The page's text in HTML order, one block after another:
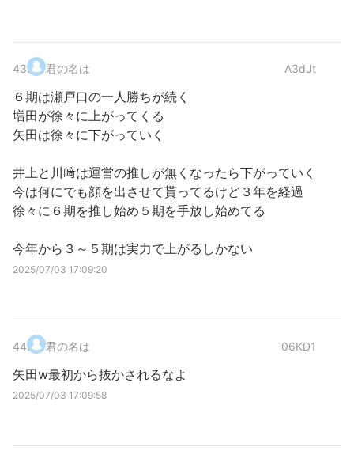
43. 君の名は A3dJt
６期は瀬戸口の一人勝ちが続く
増田が徐々に上がってくる
矢田は徐々に下がっていく
井上と川﨑は運営の推しが無くなったら下がっていく
今は何にでも顔を出させて貰ってるけど３年を経過
徐々に６期を推し始め５期を手放し始めてる
今年から３～５期は実力で上がるしかない
2025/07/03 17:09:20
44. 君の名は 06KD1
矢田w最初から抜かされるなよ
2025/07/03 17:09:58